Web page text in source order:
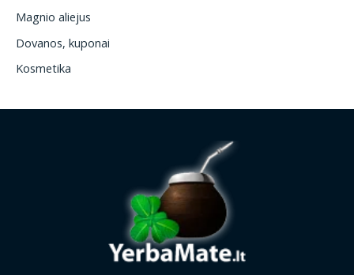
Magnio aliejus
Dovanos, kuponai
Kosmetika